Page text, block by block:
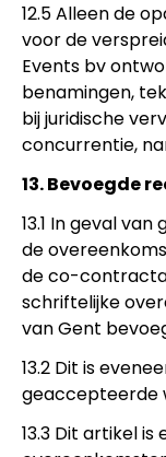
12.5 Alleen de
voor de
Events bv
benamingen,
bij juridische
concurrentie,
13. Bevoegde
13.1 In geval
de
de co-
schriftelijke
van Gent
13.2 Dit is
geaccepteerde
13.3 Dit artikel